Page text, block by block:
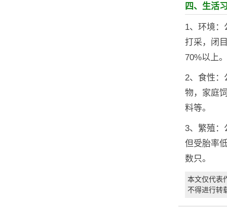
四、生活
1、环境：
打采，闭
70%以上。
2、食性：
物，家庭
料等。
3、繁殖：
但受胎率
数只。
本文仅代表
不得进行转